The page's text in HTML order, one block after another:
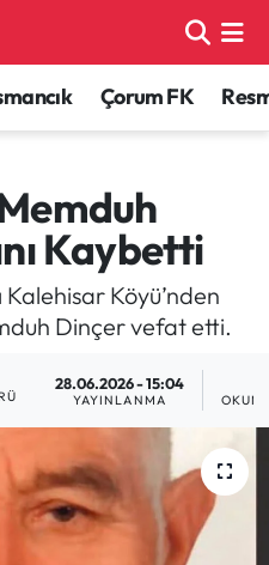
Çorum FK
Kaybetti
Köyü’nden
Dinçer vefat etti.
28.06.2026 - 15:04
YAYINLANMA
Haritası
ve Fikstür